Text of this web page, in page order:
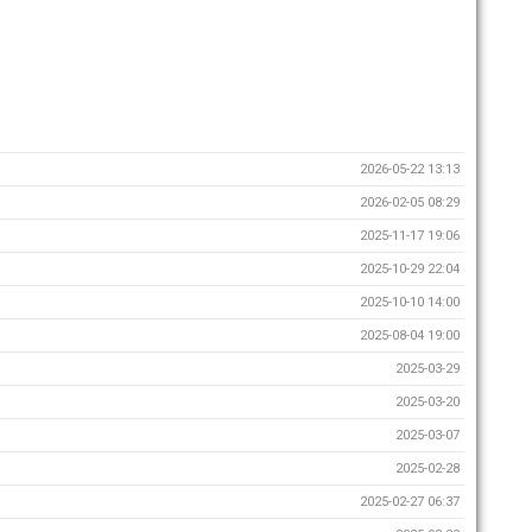
2026-05-22 13:13
2026-02-05 08:29
2025-11-17 19:06
2025-10-29 22:04
2025-10-10 14:00
2025-08-04 19:00
2025-03-29
2025-03-20
2025-03-07
2025-02-28
2025-02-27 06:37